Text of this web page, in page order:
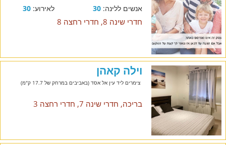
אנשים ללינה:30 לאירוע:30
חדרי שינה 8, חדרי רחצה 8
וילה קאהן
צימרים ליד עין אל אסד (באביבים במרחק של 17.7 ק"מ)
בריכה, חדרי שינה 7, חדרי רחצה 3